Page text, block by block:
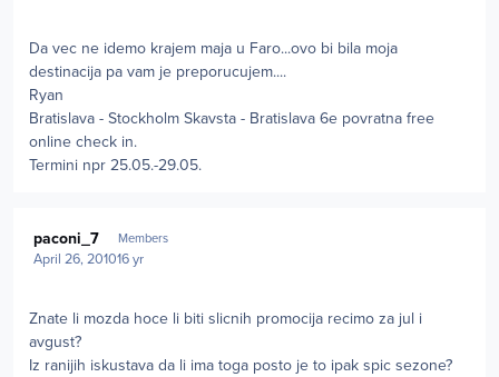
Da vec ne idemo krajem maja u Faro...ovo bi bila moja
destinacija pa vam je preporucujem....
Ryan
Bratislava - Stockholm Skavsta - Bratislava 6e povratna free
online check in.
Termini npr 25.05.-29.05.
paconi_7 Members
April 26, 201016 yr
Znate li mozda hoce li biti slicnih promocija recimo za jul i
avgust?
Iz ranijih iskustava da li ima toga posto je to ipak spic sezone?